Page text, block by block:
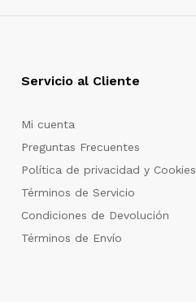
Servicio al Cliente
Mi cuenta
Preguntas Frecuentes
Política de privacidad y Cookies
Términos de Servicio
Condiciones de Devolución
Términos de Envío